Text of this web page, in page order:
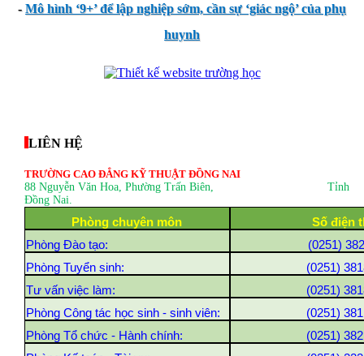
-Mô hình ‘9+’ để lập nghiệp sớm, cần sự ‘giác ngộ’ của phụ
huynh
LIÊN HỆ
TRƯỜNG CAO ĐẲNG KỸ THUẬT ĐỒNG NAI
88 Nguyễn Văn Hoa, Phường Trấn Biên, Tỉnh
Đồng Nai.
Phòng chuyên môn
Số điện
Phòng Đào tạo:
(0251)
Phòng Tuyển sinh:
(0251)
Tư vấn việc làm:
(0251)
Phòng Công tác học sinh - sinh viên:
(0251)
Phòng Tổ chức - Hành chính:
(0251)